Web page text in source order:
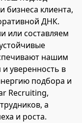
бизнеса клиента,
ДНК.
или составляем
нашим
уверенность в
подбора и
Recruiting,
а
и роста.